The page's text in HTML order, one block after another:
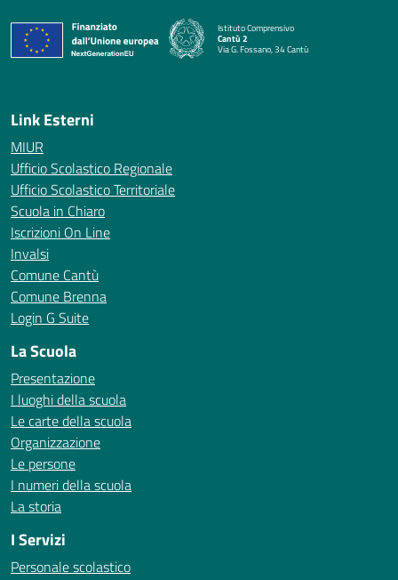
Istituto Comprensivo
Cantù 2
Via G. Fossano, 34 Cantù
— Visita la pagina iniziale della scuola
Link Esterni
MIUR
Ufficio Scolastico Regionale
Ufficio Scolastico Territoriale
Scuola in Chiaro
Iscrizioni On Line
Invalsi
Comune Cantù
Comune Brenna
Login G Suite
La Scuola
Presentazione
I luoghi della scuola
Le carte della scuola
Organizzazione
Le persone
I numeri della scuola
La storia
I Servizi
Personale scolastico